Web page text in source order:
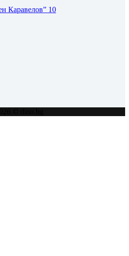
Каравелов” 10